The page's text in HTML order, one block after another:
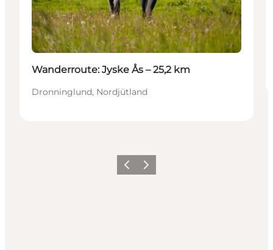
Wanderroute: Jyske Ås – 25,2 km
Dronninglund, Nordjütland
ZurückWeiter